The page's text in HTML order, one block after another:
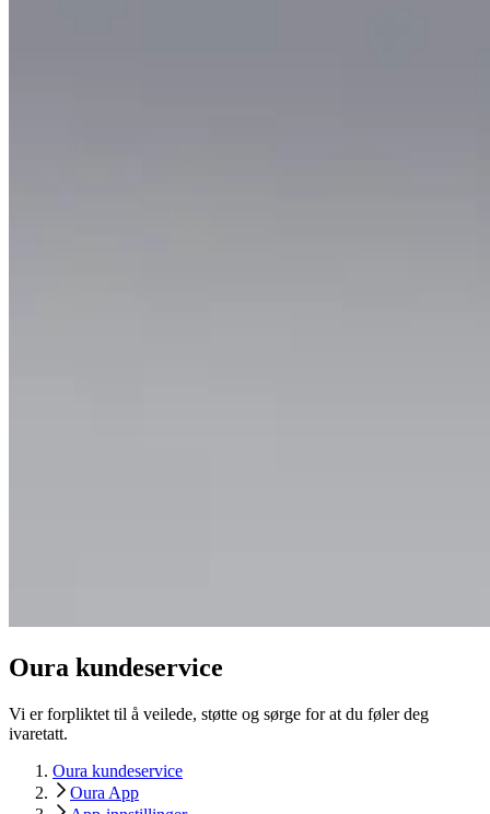
Oura kundeservice
Vi er forpliktet til å veilede, støtte og sørge for at du føler deg
ivaretatt.
Oura kundeservice
Oura App